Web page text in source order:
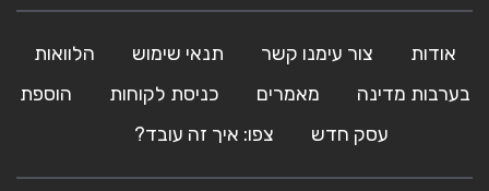
אודות צור עימנו קשר תנאי שימוש
הלוואות
בערבות מדינה
מאמרים כניסת לקוחות
הוספת
עסק חדש
צפו: איך זה עובד?